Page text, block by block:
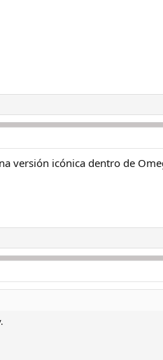
versión icónica dentro de